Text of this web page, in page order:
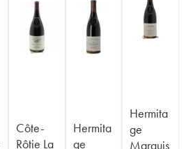
Côte-
Rôtie La
Hermita
ge
Hermita
ge
Marquis